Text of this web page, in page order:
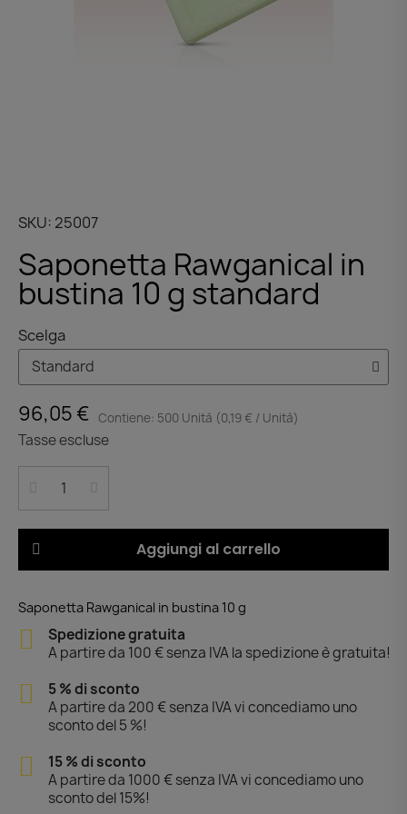
SKU 25007
Saponetta Rawganical in
bustina 10 g standard
Scelga
96,05 € Contiene: 500 Unità (0,19 € / Unità)
Tasse escluse
Aggiungi al carrello
Saponetta Rawganical in bustina 10 g
Spedizione gratuita
A partire da 100 € senza IVA la spedizione è gratuita!
5 % di sconto
A partire da 200 € senza IVA vi concediamo uno
sconto del 5 %!
15 % di sconto
A partire da 1000 € senza IVA vi concediamo uno
sconto del 15%!